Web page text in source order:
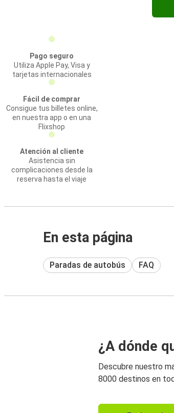
Pago seguro
Utiliza Apple Pay, Visa y
tarjetas internacionales
Fácil de comprar
Consigue tus billetes online,
en nuestra app o en una
Flixshop
Atención al cliente
Asistencia sin
complicaciones desde la
reserva hasta el viaje
En esta página
Paradas de autobús FAQ
¿A dónde
Descubre nuestro
8000 destinos en